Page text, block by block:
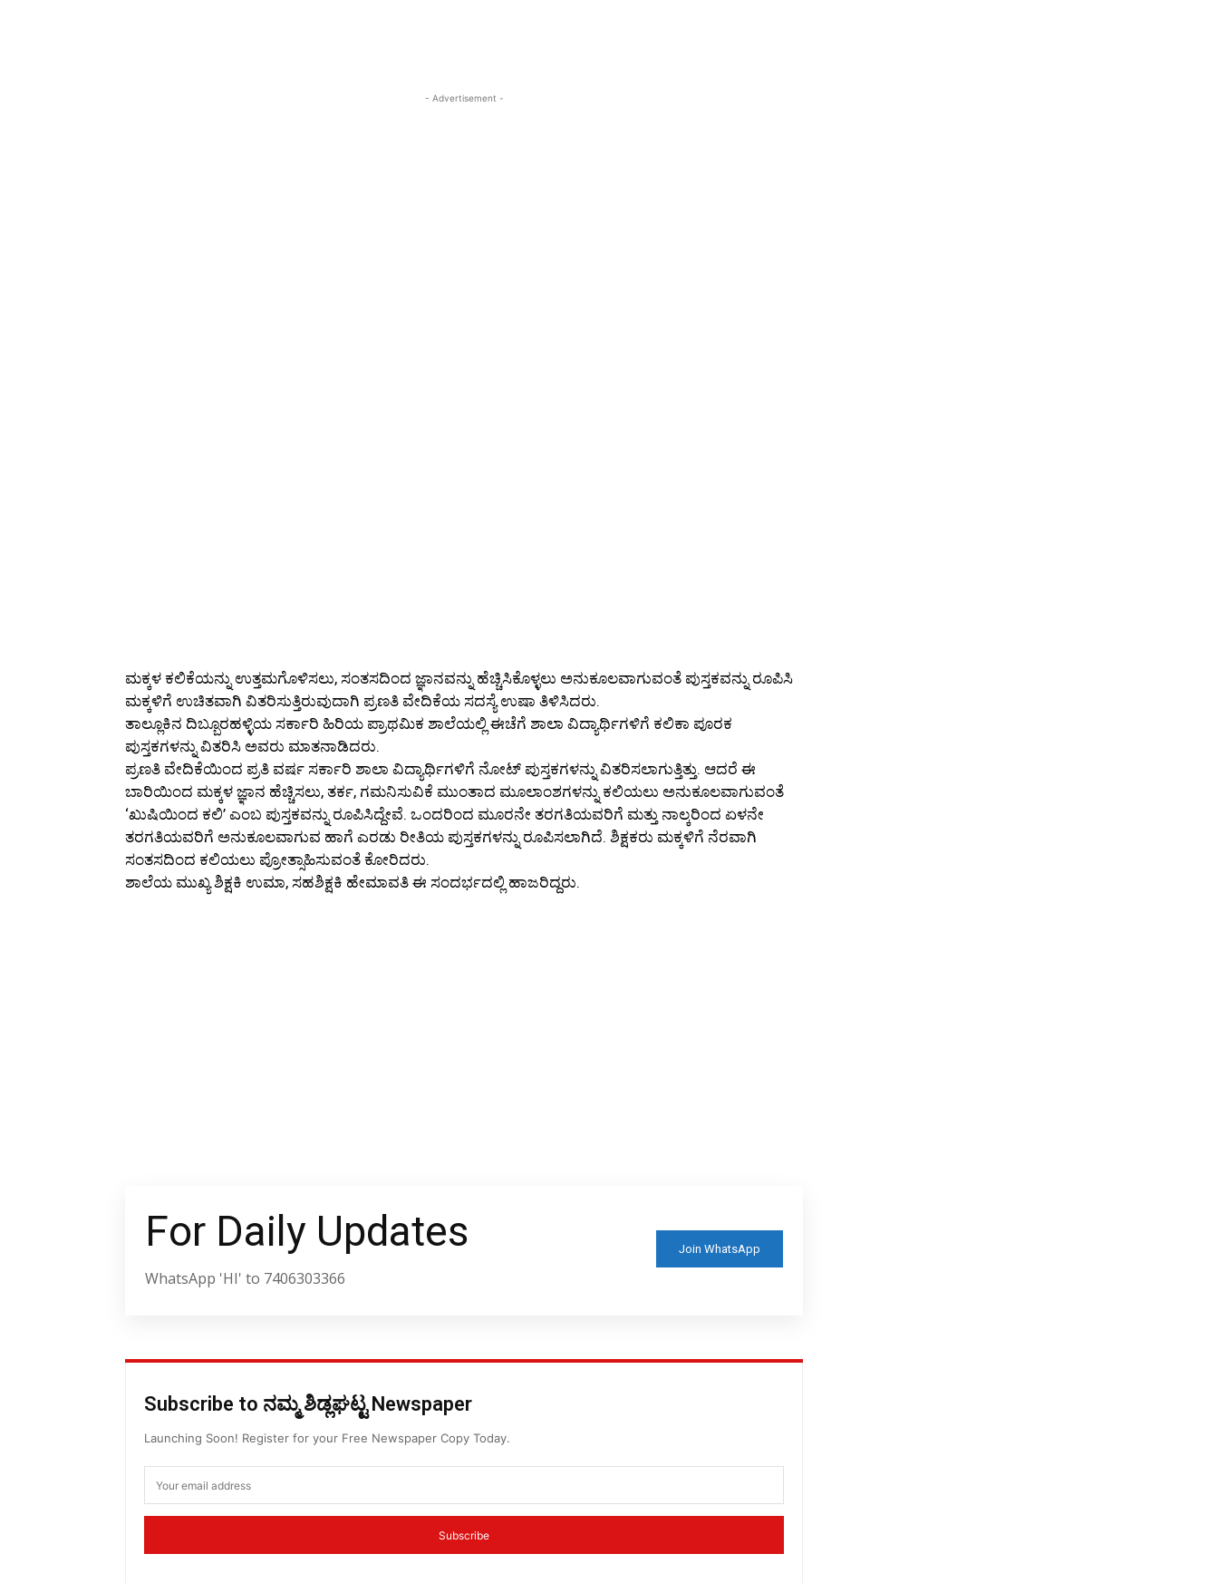
- Advertisement -
ಮಕ್ಕಳ ಕಲಿಕೆಯನ್ನು ಉತ್ತಮಗೊಳಿಸಲು, ಸಂತಸದಿಂದ ಜ್ಞಾನವನ್ನು ಹೆಚ್ಚಿಸಿಕೊಳ್ಳಲು ಅನುಕೂಲವಾಗುವಂತೆ ಪುಸ್ತಕವನ್ನು ರೂಪಿಸಿ
ಮಕ್ಕಳಿಗೆ ಉಚಿತವಾಗಿ ವಿತರಿಸುತ್ತಿರುವುದಾಗಿ ಪ್ರಣತಿ ವೇದಿಕೆಯ ಸದಸ್ಯೆ ಉಷಾ ತಿಳಿಸಿದರು.
ತಾಲ್ಲೂಕಿನ ದಿಬ್ಬೂರಹಳ್ಳಿಯ ಸರ್ಕಾರಿ ಹಿರಿಯ ಪ್ರಾಥಮಿಕ ಶಾಲೆಯಲ್ಲಿ ಈಚೆಗೆ ಶಾಲಾ ವಿದ್ಯಾರ್ಥಿಗಳಿಗೆ ಕಲಿಕಾ ಪೂರಕ
ಪುಸ್ತಕಗಳನ್ನು ವಿತರಿಸಿ ಅವರು ಮಾತನಾಡಿದರು.
ಪ್ರಣತಿ ವೇದಿಕೆಯಿಂದ ಪ್ರತಿ ವರ್ಷ ಸರ್ಕಾರಿ ಶಾಲಾ ವಿದ್ಯಾರ್ಥಿಗಳಿಗೆ ನೋಟ್ ಪುಸ್ತಕಗಳನ್ನು ವಿತರಿಸಲಾಗುತ್ತಿತ್ತು. ಆದರೆ ಈ
ಬಾರಿಯಿಂದ ಮಕ್ಕಳ ಜ್ಞಾನ ಹೆಚ್ಚಿಸಲು, ತರ್ಕ, ಗಮನಿಸುವಿಕೆ ಮುಂತಾದ ಮೂಲಾಂಶಗಳನ್ನು ಕಲಿಯಲು ಅನುಕೂಲವಾಗುವಂತೆ
‘ಖುಷಿಯಿಂದ ಕಲಿ’ ಎಂಬ ಪುಸ್ತಕವನ್ನು ರೂಪಿಸಿದ್ದೇವೆ. ಒಂದರಿಂದ ಮೂರನೇ ತರಗತಿಯವರಿಗೆ ಮತ್ತು ನಾಲ್ಕರಿಂದ ಏಳನೇ
ತರಗತಿಯವರಿಗೆ ಅನುಕೂಲವಾಗುವ ಹಾಗೆ ಎರಡು ರೀತಿಯ ಪುಸ್ತಕಗಳನ್ನು ರೂಪಿಸಲಾಗಿದೆ. ಶಿಕ್ಷಕರು ಮಕ್ಕಳಿಗೆ ನೆರವಾಗಿ
ಸಂತಸದಿಂದ ಕಲಿಯಲು ಪ್ರೋತ್ಸಾಹಿಸುವಂತೆ ಕೋರಿದರು.
ಶಾಲೆಯ ಮುಖ್ಯ ಶಿಕ್ಷಕಿ ಉಮಾ, ಸಹಶಿಕ್ಷಕಿ ಹೇಮಾವತಿ ಈ ಸಂದರ್ಭದಲ್ಲಿ ಹಾಜರಿದ್ದರು.
For Daily Updates
WhatsApp 'HI' to 7406303366
Join WhatsApp
Subscribe to ನಮ್ಮ ಶಿಡ್ಲಘಟ್ಟ Newspaper
Launching Soon! Register for your Free Newspaper Copy Today.
Subscribe